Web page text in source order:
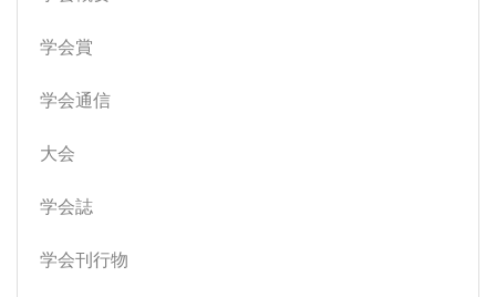
学会賞
学会通信
大会
学会誌
学会刊行物